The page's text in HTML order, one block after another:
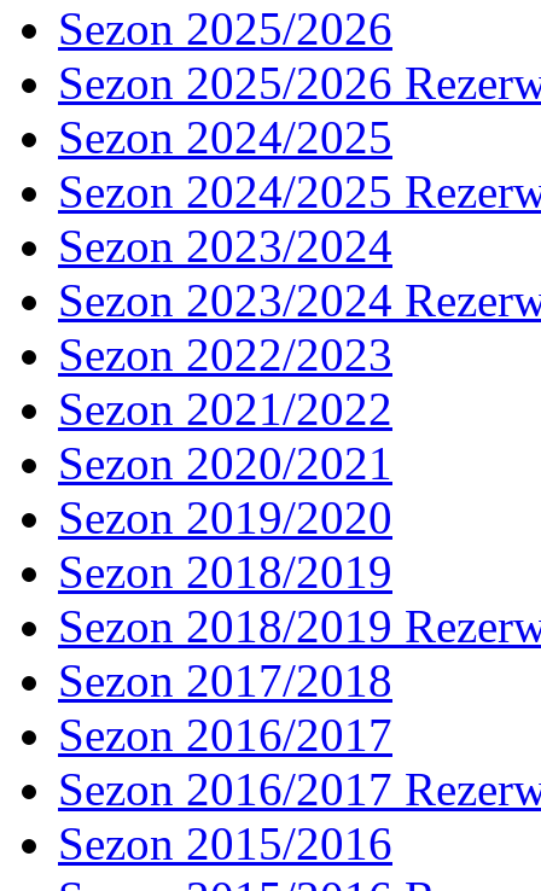
Sezon 2025/2026
Sezon 2025/2026
Sezon 2024/2025
Sezon 2024/2025
Sezon 2023/2024
Sezon 2023/2024
Sezon 2022/2023
Sezon 2021/2022
Sezon 2020/2021
Sezon 2019/2020
Sezon 2018/2019
Sezon 2018/2019
Sezon 2017/2018
Sezon 2016/2017
Sezon 2016/2017
Sezon 2015/2016